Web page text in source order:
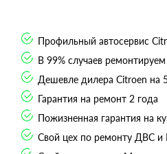
Профильный автосервис
В 99% случаев
Дешевле дилера Citroen на
Гарантия на ремонт 2 года
Пожизненная гарантия на
Свой цех по ремонту ДВС